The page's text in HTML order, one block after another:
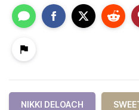
NIKKI DELOACH